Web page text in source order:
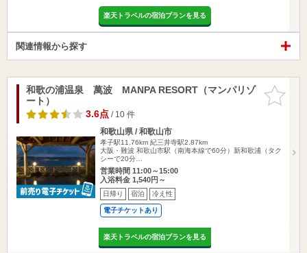
楽天トラベルの宿泊プランを見る
関連情報から探す
お気に入
りに追加
和歌の浦温泉 萬波 MANPA RESORT（マンパリゾ
ート）
3.6点/ 10 件
和歌山県 / 和歌山市
孝子駅11.76km 紀三井寺駅2.87km
大阪・難波 和歌山市駅（南海本線で60分）新和歌浦（タク
シーで20分…
営業時間 11:00～15:00
入浴料金 1,540円～
日帰り 宿泊 冷え性
電子チケットあり
楽天トラベルの宿泊プランを見る